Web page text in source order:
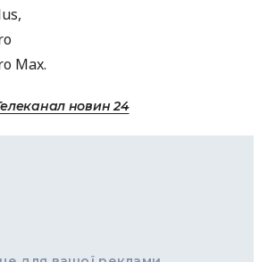
Max.
новин 24